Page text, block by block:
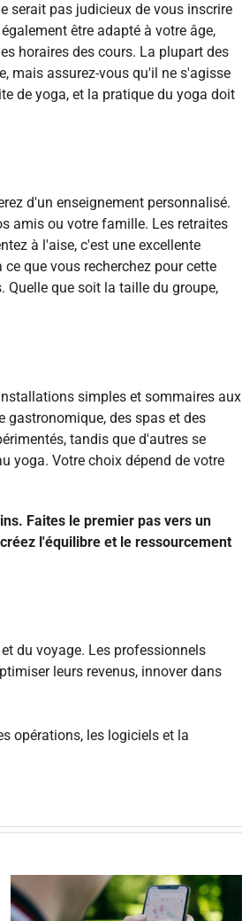
serait pas judicieux de vous inscrire
être adapté à votre âge,
horaires des cours. La plupart des
mais assurez-vous qu'il ne s'agisse
de yoga, et la pratique du yoga doit
d'un enseignement personnalisé.
amis ou votre famille. Les retraites
à l'aise, c'est une excellente
que vous recherchez pour cette
Quelle que soit la taille du groupe,
simples et sommaires aux
gastronomique, des spas et des
tandis que d'autres se
yoga. Votre choix dépend de votre
Faites le premier pas vers un
l'équilibre et le ressourcement
du voyage. Les professionnels
leurs revenus, innover dans
opérations, les logiciels et la